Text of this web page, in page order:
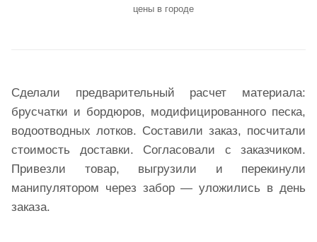
цены в городе
Сделали предварительный расчет материала:
брусчатки и бордюров, модифицированного песка,
водоотводных лотков. Составили заказ, посчитали
стоимость доставки. Согласовали с заказчиком.
Привезли товар, выгрузили и перекинули
манипулятором через забор — уложились в день
заказа.